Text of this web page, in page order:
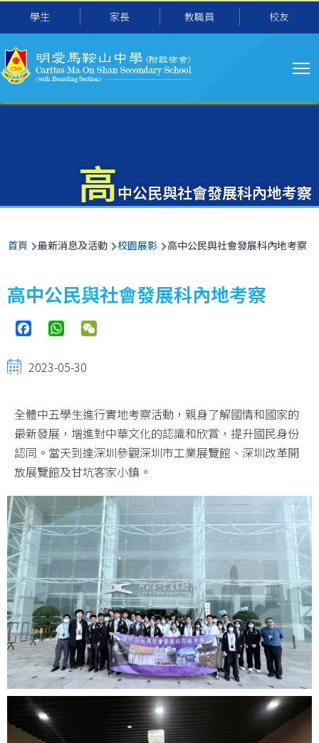
移至主內容
學生 家長 教職員 校友
导
航
高中公民與社會發展科內地考察
導
航
連
結
首頁 最新消息及活動 校園展影 高中公民與社會發展科內地考察
高中公民與社會發展科內地考察
FacebookWhatsApp
2023-05-30
全體中五學生進行實地考察活動，親身了解國情和國家的
最新發展，增進對中華文化的認識和欣賞，提升國民身份
認同。當天到達深圳參觀深圳市工業展覽館、深圳改革開
放展覽館及甘坑客家小鎮。